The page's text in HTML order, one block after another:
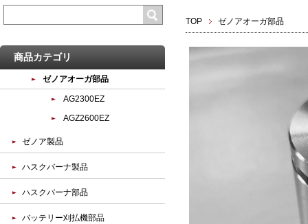
TOP ゼノアオーガ部品
商品カテゴリ
ゼノアオーガ部品
AG2300EZ
AGZ2600EZ
ゼノア製品
ハスクバーナ製品
ハスクバーナ部品
バッテリー刈払機部品